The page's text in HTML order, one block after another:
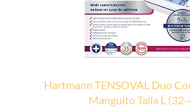
Hartmann TENSOVAL Duo
Manguito Talla L (32-